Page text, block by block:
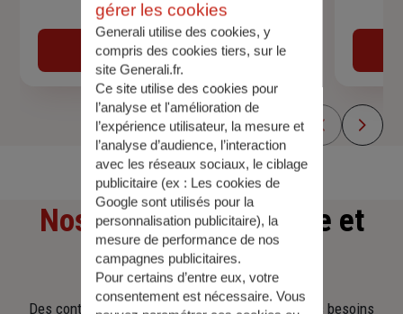
Devis assurance auto
Obtenir une estimation
Nos offresd'assurance et
d'épargne
Des contrats clairs et flexibles pour sécuriser vos besoins
gérer les cookies
Generali utilise des cookies, y
compris des cookies tiers, sur le
site Generali.fr.
Ce site utilise des cookies pour
l’analyse et l'amélioration de
l’expérience utilisateur, la mesure et
l’analyse d’audience, l’interaction
avec les réseaux sociaux, le ciblage
publicitaire (ex : Les cookies de
Google sont utilisés pour la
personnalisation publicitaire), la
mesure de performance de nos
campagnes publicitaires.
Pour certains d’entre eux, votre
consentement est nécessaire. Vous